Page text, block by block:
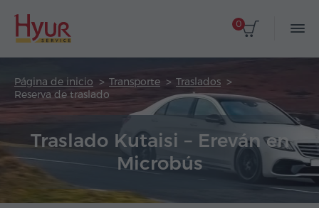
0
Página de inicio Transporte
Traslados
Reserva de traslado
Traslado Kutaisi – Ereván en
Microbús